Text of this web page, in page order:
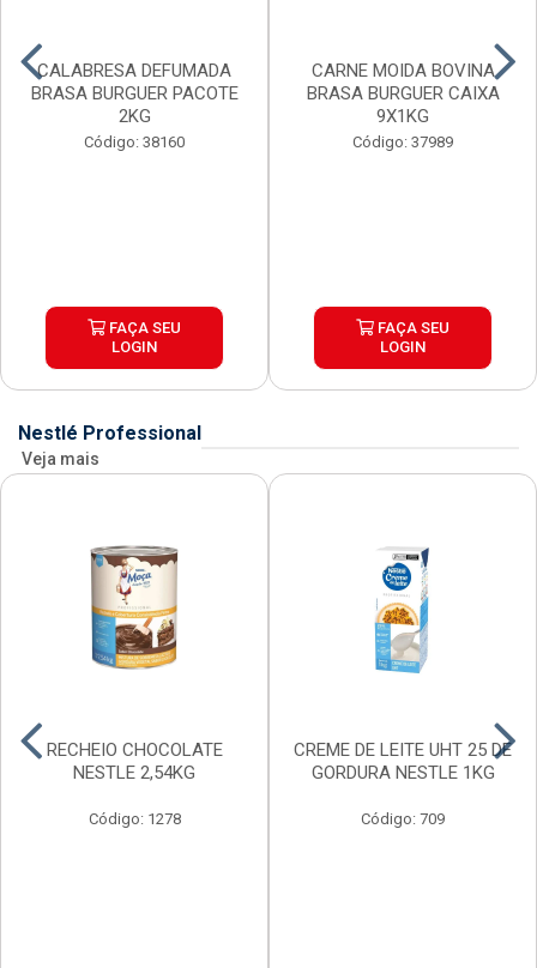
CALABRESA DEFUMADA
BRASA BURGUER PACOTE
2KG
Código: 38160
FAÇA SEU
LOGIN
CARNE MOIDA BOVINA
BRASA BURGUER CAIXA
9X1KG
Código: 37989
FAÇA SEU
LOGIN
Nestlé Professional
Veja mais
RECHEIO CHOCOLATE
NESTLE 2,54KG
Código: 1278
CREME DE LEITE UHT 25 DE
GORDURA NESTLE 1KG
Código: 709